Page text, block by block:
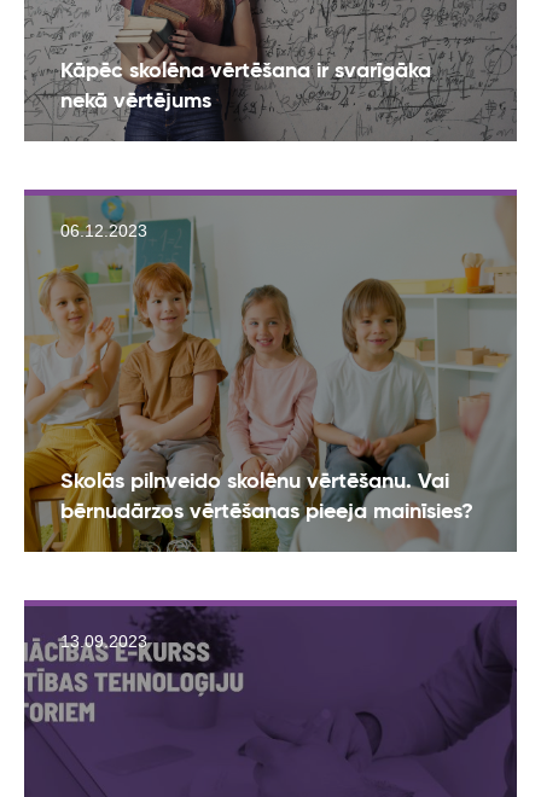
Kāpēc skolēna vērtēšana ir svarīgāka
nekā vērtējums
06.12.2023
Skolās pilnveido skolēnu vērtēšanu. Vai
bērnudārzos vērtēšanas pieeja mainīsies?
13.09.2023